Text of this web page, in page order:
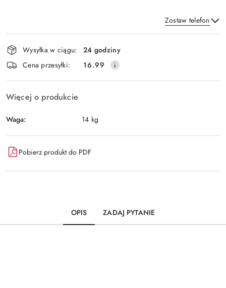
Zostaw telefon
Wyślij
Dostępność
i
dostawa
Wysyłka w ciągu:
24 godziny
Cena przesyłki:
16.99
Więcej o produkcie
Waga: 14 kg
Pobierz produkt do PDF
OPIS ZADAJ PYTANIE